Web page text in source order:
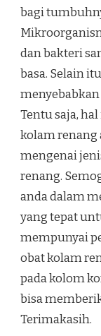
bagi
dan bakteri
basa. Selain
Tentu saja,
kolam renang
mengenai
renang.
anda dalam
yang tepat
mempunyai
obat kolam
pada kolom
bisa
Terimakasih.